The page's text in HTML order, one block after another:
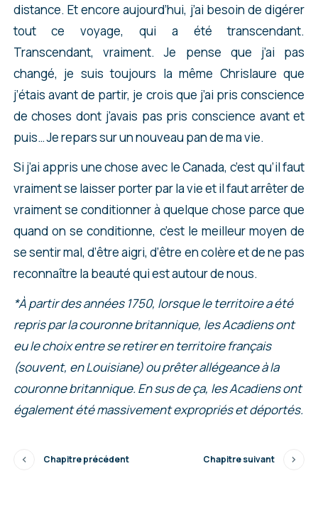
distance. Et encore aujourd’hui, j’ai besoin de digérer
tout ce voyage, qui a été transcendant.
Transcendant, vraiment. Je pense que j’ai pas
changé, je suis toujours la même Chrislaure que
j’étais avant de partir, je crois que j’ai pris conscience
de choses dont j’avais pas pris conscience avant et
puis… Je repars sur un nouveau pan de ma vie.
Si j’ai appris une chose avec le Canada, c’est qu’il faut
vraiment se laisser porter par la vie et il faut arrêter de
vraiment se conditionner à quelque chose parce que
quand on se conditionne, c’est le meilleur moyen de
se sentir mal, d’être aigri, d’être en colère et de ne pas
reconnaître la beauté qui est autour de nous.
*À partir des années 1750, lorsque le territoire a été
repris par la couronne britannique, les Acadiens ont
eu le choix entre se retirer en territoire français
(souvent, en Louisiane) ou prêter allégeance à la
couronne britannique. En sus de ça, les Acadiens ont
également été massivement expropriés et déportés.
Chapitre précédent Chapitre suivant